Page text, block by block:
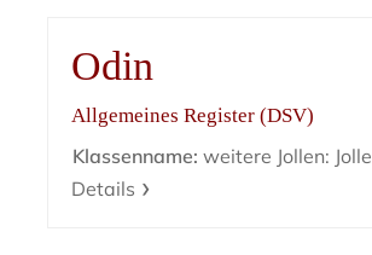
Odin
Allgemeines Register (DSV)
Klassenname: weitere Jollen: Jolle
Details